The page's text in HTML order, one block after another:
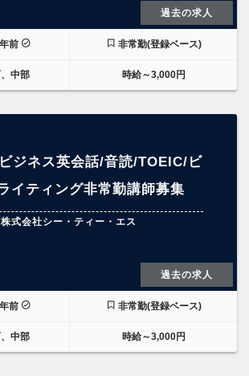
過去の求人
前 非常勤(登録ベース)
中部 時給～3,000円
ジネス英会話/音読/TOEIC/ビ
イティング非常勤講師募集
株式会社シー・ティー・エス
過去の求人
前 非常勤(登録ベース)
中部 時給～3,000円